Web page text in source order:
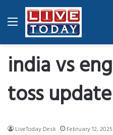
Menu
india vs
toss update
LiveToday Desk February 12, 2025